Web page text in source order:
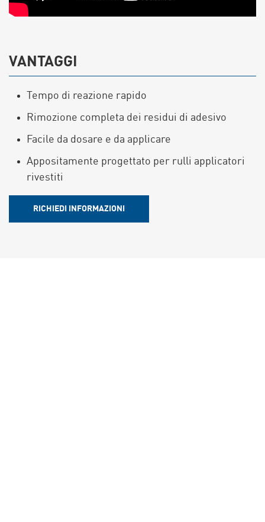
VANTAGGI
Tempo di reazione rapido
Rimozione completa dei residui di adesivo
Facile da dosare e da applicare
Appositamente progettato per rulli applicatori
rivestiti
RICHIEDI INFORMAZIONI